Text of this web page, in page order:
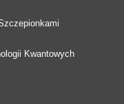
Kwantowych